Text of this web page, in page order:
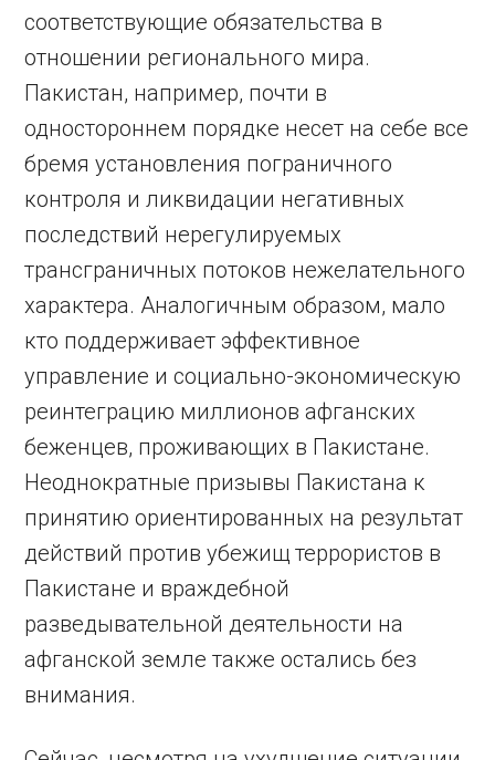
соответствующие обязательства в
отношении регионального мира.
Пакистан, например, почти в
одностороннем порядке несет на себе все
бремя установления пограничного
контроля и ликвидации негативных
последствий нерегулируемых
трансграничных потоков нежелательного
характера. Аналогичным образом, мало
кто поддерживает эффективное
управление и социально-экономическую
реинтеграцию миллионов афганских
беженцев, проживающих в Пакистане.
Неоднократные призывы Пакистана к
принятию ориентированных на результат
действий против убежищ террористов в
Пакистане и враждебной
разведывательной деятельности на
афганской земле также остались без
внимания.